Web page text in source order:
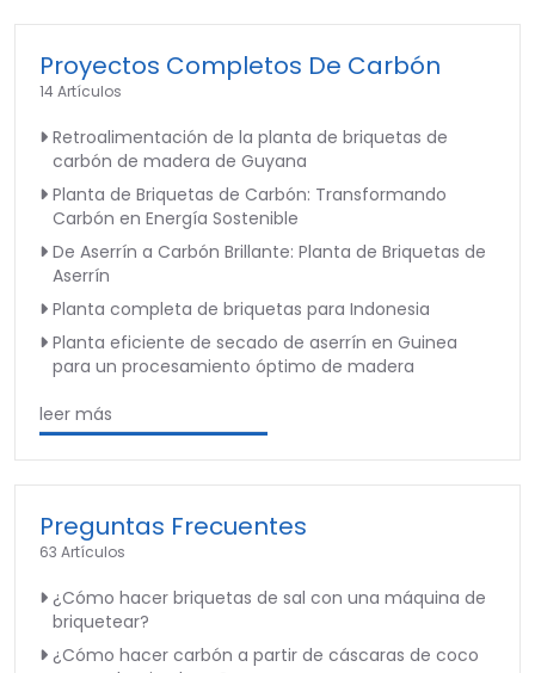
Proyectos Completos De Carbón
14 Artículos
Retroalimentación de la planta de briquetas de
carbón de madera de Guyana
Planta de Briquetas de Carbón: Transformando
Carbón en Energía Sostenible
De Aserrín a Carbón Brillante: Planta de Briquetas de
Aserrín
Planta completa de briquetas para Indonesia
Planta eficiente de secado de aserrín en Guinea
para un procesamiento óptimo de madera
leer más
Preguntas Frecuentes
63 Artículos
¿Cómo hacer briquetas de sal con una máquina de
briquetear?
¿Cómo hacer carbón a partir de cáscaras de coco